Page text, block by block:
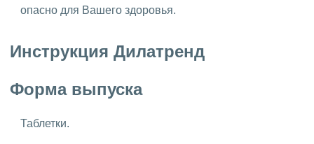
опасно для Вашего здоровья.
Инструкция Дилатренд
Форма выпуска
Таблетки.